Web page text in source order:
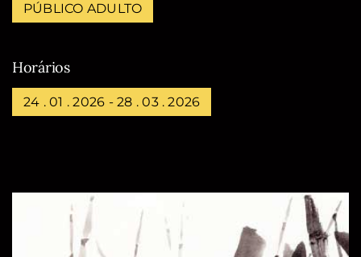
PÚBLICO ADULTO
Horários
24 . 01 . 2026 - 28 . 03 . 2026